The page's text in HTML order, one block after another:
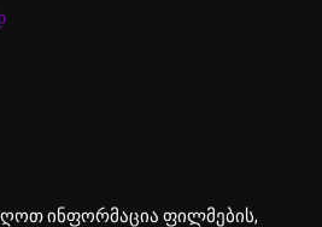
ინფორმაცია ფილმების,